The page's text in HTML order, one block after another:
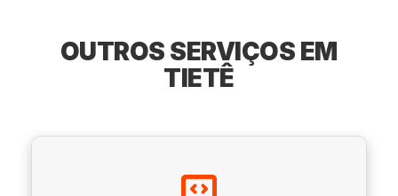
OUTROS SERVIÇOS EM
TIETÊ